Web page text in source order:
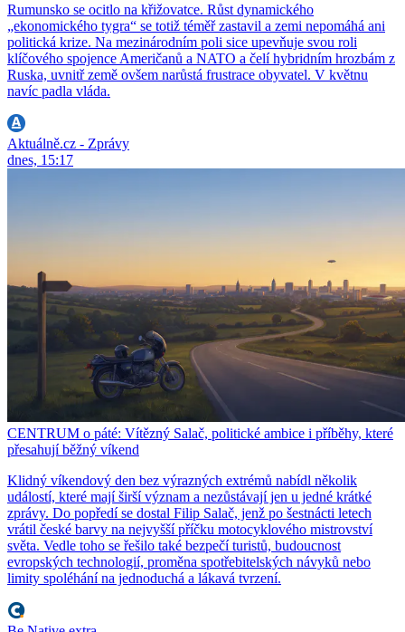
Rumunsko se ocitlo na křižovatce. Růst dynamického
„ekonomického tygra“ se totiž téměř zastavil a zemi nepomáhá ani
politická krize. Na mezinárodním poli sice upevňuje svou roli
klíčového spojence Američanů a NATO a čelí hybridním hrozbám z
Ruska, uvnitř země ovšem narůstá frustrace obyvatel. V květnu
navíc padla vláda.
Aktuálně.cz - Zprávy
dnes, 15:17
CENTRUM o páté: Vítězný Salač, politické ambice i příběhy, které
přesahují běžný víkend
Klidný víkendový den bez výrazných extrémů nabídl několik
událostí, které mají širší význam a nezůstávají jen u jedné krátké
zprávy. Do popředí se dostal Filip Salač, jenž po šestnácti letech
vrátil české barvy na nejvyšší příčku motocyklového mistrovství
světa. Vedle toho se řešilo také bezpečí turistů, budoucnost
evropských technologií, proměna spotřebitelských návyků nebo
limity spoléhání na jednoduchá a lákavá tvrzení.